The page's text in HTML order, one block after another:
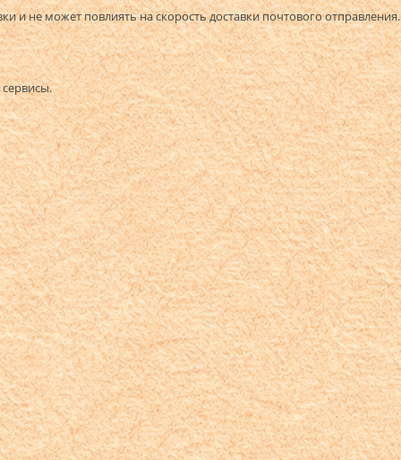
и не может повлиять на скорость доставки почтового отправления.